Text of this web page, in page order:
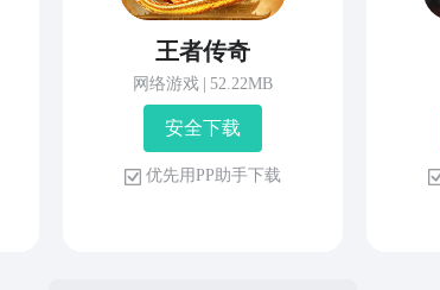
王者传奇
网络游戏 52.22MB
安 全 下 载
优 先 用 P P 助 手 下 载